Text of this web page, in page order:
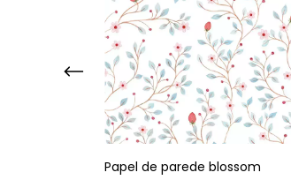
Papel de parede blossom